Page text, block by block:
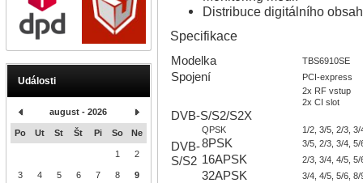
Události
august - 2026
Po Ut St Št Pi So Ne
1 2
3 4 5 6 7 8 9
Distribuce digitálního
Specifikace
Modelka TBS6910SE
Spojení
PCI-express
2x RF vstup
2x CI slot
DVB-S/S2/S2X
DVB-
S/S2
QPSK 1/2, 3/5, 2/3,
8PSK 3/5, 2/3, 3/4,
16APSK 2/3, 3/4, 4/5,
32APSK 3/4, 4/5, 5/6, 8/